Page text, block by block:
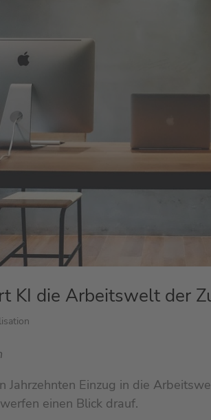
KI die Arbeitswelt der
Jahrzehnten Einzug in die
einen Blick drauf.